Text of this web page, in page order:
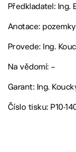
Předkladatel: Ing.
Anotace:
Provede: Ing.
Na vědomí: –
Garant: Ing.
Číslo tisku: P10-